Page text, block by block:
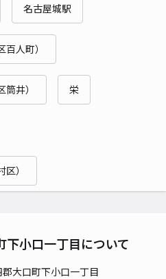
名古屋城駅
人町）
井） 栄
）
下小口一丁目について
大口町下小口一丁目